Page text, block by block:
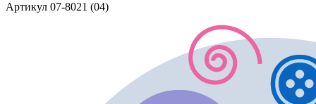
Артикул 07-8021 (04)